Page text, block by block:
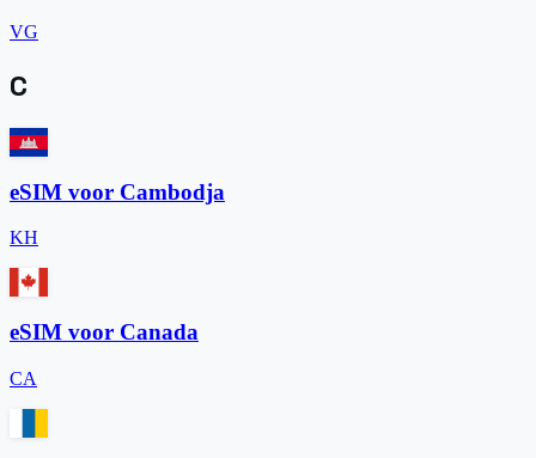
VG
C
eSIM voor Cambodja
KH
eSIM voor Canada
CA